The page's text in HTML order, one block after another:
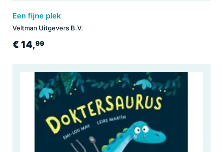
Een fijne plek
Veltman Uitgevers B.V.
€ 14,99